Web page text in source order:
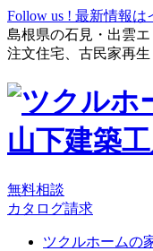
Follow us ! 最新情報は
島根県の石見・出雲
注文住宅、古民家再
山下建築
無料相談
カタログ請求
ツクルホームの